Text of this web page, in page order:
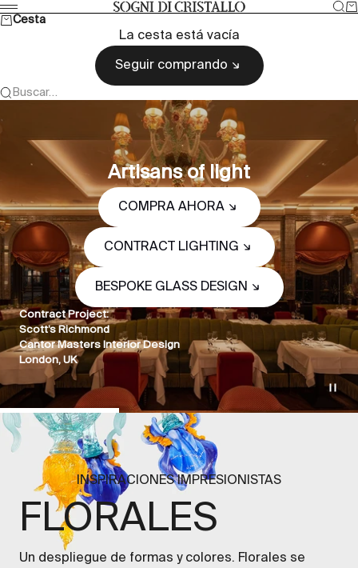
Ir al contenido Sogni di cristallo
Menú
Cesta
La cesta está vacía
Seguir comprando
Buscar…
Artisans of light
COMPRA AHORA
CONTRACT LIGHTING
BESPOKE GLASS DESIGN
Contract Project:
Scott’s Richmond
Cantor Masters Interior Design
London, UK
Ir al artículo 1 Ir al artículo 2
INSPIRACIONES IMPRESIONISTAS
FLORALES
Un despliegue de formas y colores. Florales se